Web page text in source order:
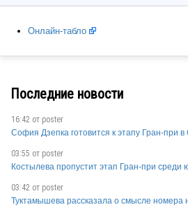
BEL
ROU
SRB
Онлайн-табло
Последние новости
16:42 от poster
София Дзепка готовится к этапу Гран-при в
03:55 от poster
Костылева пропустит этап Гран-при среди
03:42 от poster
Туктамышева рассказала о смысле номера